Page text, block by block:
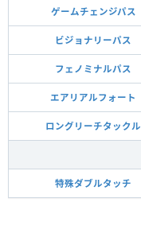
ゲームチェンジパス
ビジョナリーパス
フェノミナルパス
エアリアルフォート
ロングリーチタックル
特殊ダブルタッチ